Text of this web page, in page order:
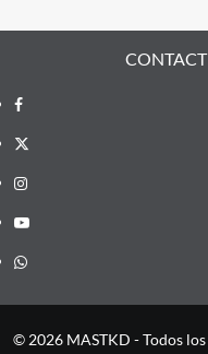
CONTACT
Facebook
X
Instagram
YouTube
Whatsapp